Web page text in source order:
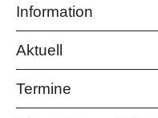
Information
Aktuell
Termine